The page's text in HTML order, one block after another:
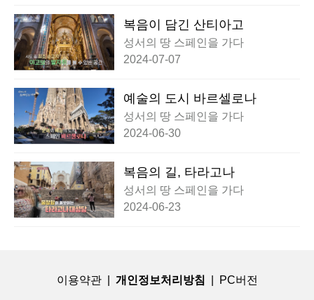
복음이 담긴 산티아고
성서의 땅 스페인을 가다
2024-07-07
예술의 도시 바르셀로나
성서의 땅 스페인을 가다
2024-06-30
복음의 길, 타라고나
성서의 땅 스페인을 가다
2024-06-23
이용약관 개인정보처리방침 PC버전